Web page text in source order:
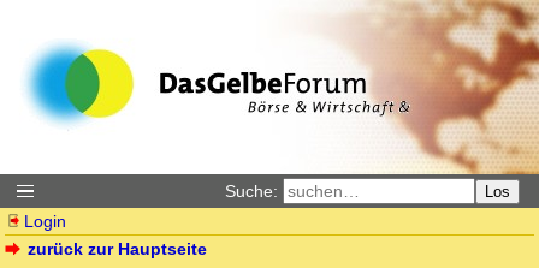
Suche: Los
Login
zurück zur Hauptseite